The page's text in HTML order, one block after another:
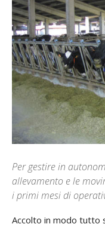
Per gestire in
allevamento e le
i primi mesi di
Accolto in modo tutto